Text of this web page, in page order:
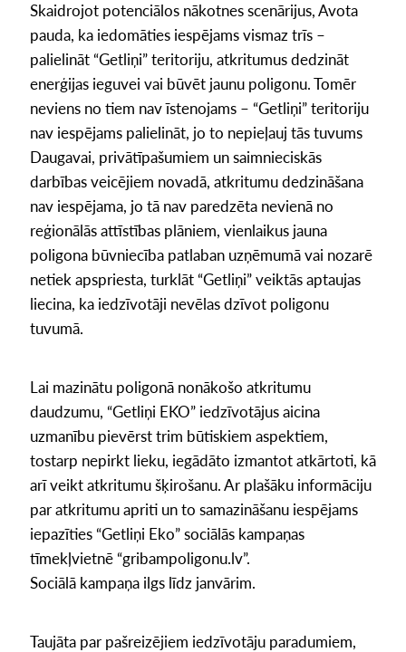
Skaidrojot potenciālos nākotnes scenārijus, Avota
pauda, ka iedomāties iespējams vismaz trīs –
palielināt “Getliņi” teritoriju, atkritumus dedzināt
enerģijas ieguvei vai būvēt jaunu poligonu. Tomēr
neviens no tiem nav īstenojams – “Getliņi” teritoriju
nav iespējams palielināt, jo to nepieļauj tās tuvums
Daugavai, privātīpašumiem un saimnieciskās
darbības veicējiem novadā, atkritumu dedzināšana
nav iespējama, jo tā nav paredzēta nevienā no
reģionālās attīstības plāniem, vienlaikus jauna
poligona būvniecība patlaban uzņēmumā vai nozarē
netiek apspriesta, turklāt “Getliņi” veiktās aptaujas
liecina, ka iedzīvotāji nevēlas dzīvot poligonu
tuvumā.
Lai mazinātu poligonā nonākošo atkritumu
daudzumu, “Getliņi EKO” iedzīvotājus aicina
uzmanību pievērst trim būtiskiem aspektiem,
tostarp nepirkt lieku, iegādāto izmantot atkārtoti, kā
arī veikt atkritumu šķirošanu. Ar plašāku informāciju
par atkritumu apriti un to samazināšanu iespējams
iepazīties “Getliņi Eko” sociālās kampaņas
tīmekļvietnē “gribampoligonu.lv”.
Sociālā kampaņa ilgs līdz janvārim.
Taujāta par pašreizējiem iedzīvotāju paradumiem,